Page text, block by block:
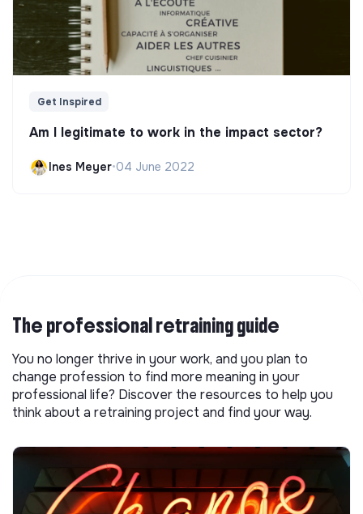
Get Inspired
Am I legitimate to work in the impact sector?
Ines Meyer•04 June 2022
The professional retraining guide
You no longer thrive in your work, and you plan to
change profession to find more meaning in your
professional life? Discover the resources to help you
think about a retraining project and find your way.